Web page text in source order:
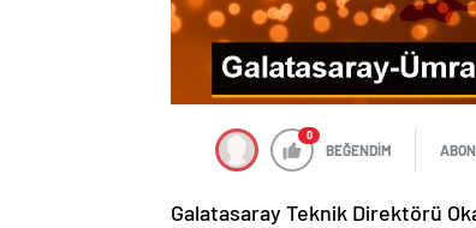
0
BEĞENDİM
Galatasaray Teknik Direktörü